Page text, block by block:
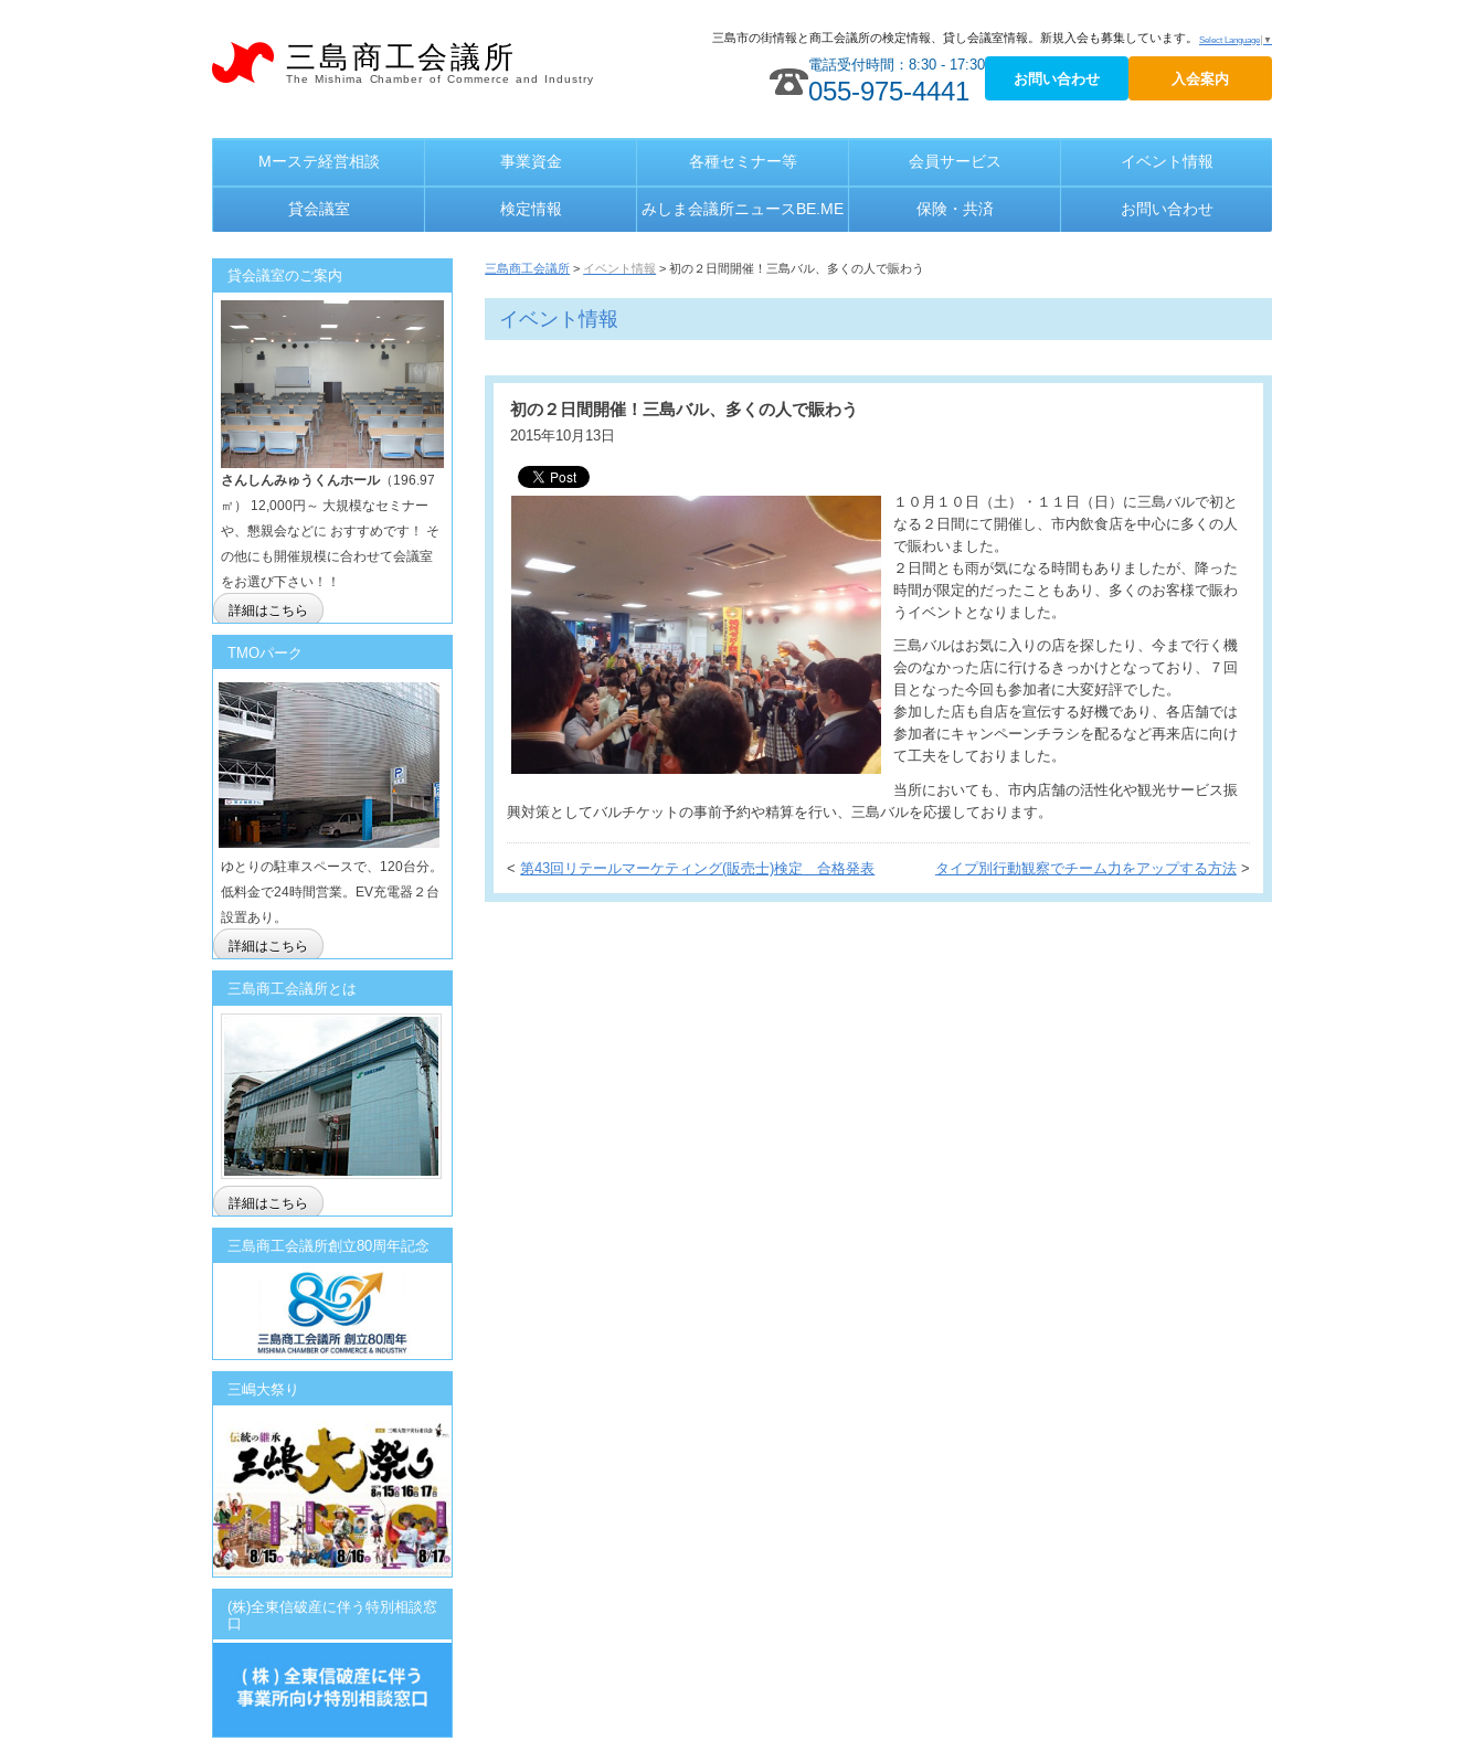
三島商工会議所
The Mishima Chamber of Commerce and Industry
Select Language ▼
三島市の街情報と商工会議所の検定情報、貸し会議室情報。新規入会も募集しています。
電話受付時間：8:30 - 17:30
055-975-4441 お問い合わせ 入会案内
Mーステ経営相談 事業資金 各種セミナー等 会員サービス イベント情報
貸会議室 検定情報 みしま会議所ニュースBE.ME 保険・共済 お問い合わせ
三島商工会議所 > イベント情報 > 初の２日間開催！三島バル、多くの人で賑わう
イベント情報
初の２日間開催！三島バル、多くの人で賑わう
2015年10月13日
１０月１０日（土）・１１日（日）に三島バルで初と
なる２日間にて開催し、市内飲食店を中心に多くの人
で賑わいました。
２日間とも雨が気になる時間もありましたが、降った
時間が限定的だったこともあり、多くのお客様で賑わ
うイベントとなりました。
三島バルはお気に入りの店を探したり、今まで行く機
会のなかった店に行けるきっかけとなっており、７回
目となった今回も参加者に大変好評でした。
参加した店も自店を宣伝する好機であり、各店舗では
参加者にキャンペーンチラシを配るなど再来店に向け
て工夫をしておりました。
当所においても、市内店舗の活性化や観光サービス振
興対策としてバルチケットの事前予約や精算を行い、三島バルを応援しております。
<第43回リテールマーケティング(販売士)検定 合格発表 タイプ別行動観察でチーム力をアップする方法>
貸会議室のご案内
さんしんみゅうくんホール（196.97
㎡） 12,000円～ 大規模なセミナー
や、懇親会などに おすすめです！ そ
の他にも開催規模に合わせて会議室
をお選び下さい！！
詳細はこちら
TMOパーク
ゆとりの駐車スペースで、120台分。
低料金で24時間営業。EV充電器２台
設置あり。
詳細はこちら
三島商工会議所とは
詳細はこちら
三島商工会議所創立80周年記念
三嶋大祭り
(株)全東信破産に伴う特別相談窓
口